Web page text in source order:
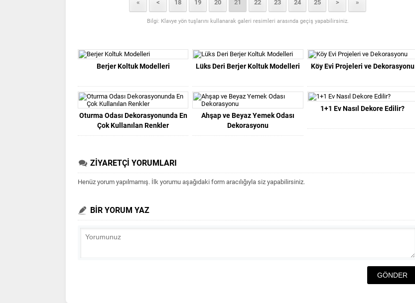
« < 18 19 20 21 22 23 24 25 > »
Bilgi: Klavye yön tuşlarını kullanarak galeri resimleri arasında geçiş yapabilirsiniz.
Berjer Koltuk Modelleri Lüks Deri Berjer Koltuk Modelleri Köy Evi Projeleri ve Dekorasyonu
Oturma Odası Dekorasyonunda En
Çok Kullanılan Renkler
Ahşap ve Beyaz Yemek Odası
Dekorasyonu
1+1 Ev Nasıl Dekore Edilir?
ZİYARETÇİ YORUMLARI
Henüz yorum yapılmamış. İlk yorumu aşağıdaki form aracılığıyla siz yapabilirsiniz.
BİR YORUM YAZ